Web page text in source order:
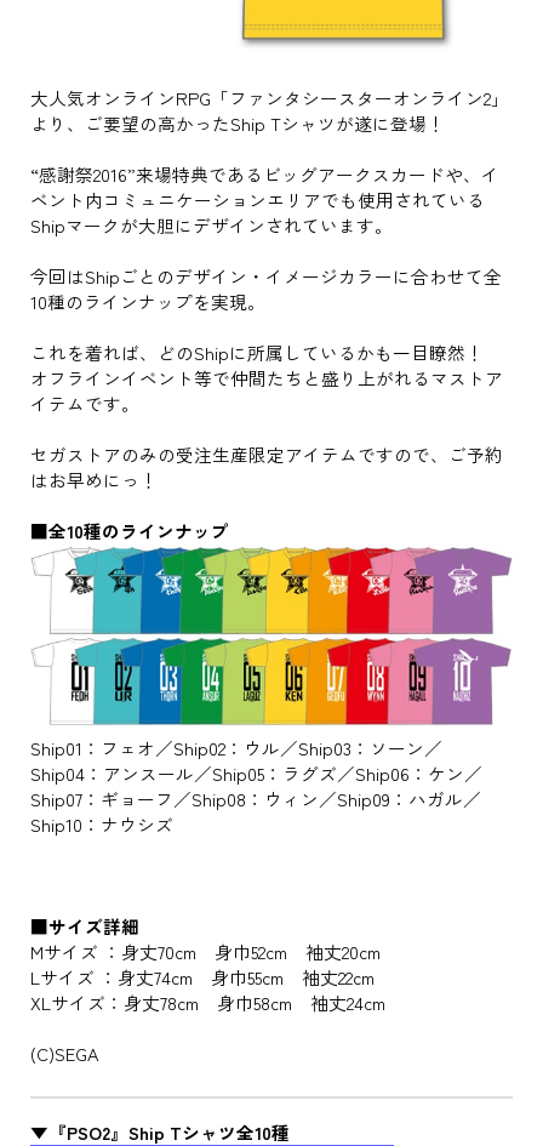
大人気オンラインRPG「ファンタシースターオンライン2」
より、ご要望の高かったShip Tシャツが遂に登場！
“感謝祭2016”来場特典であるビッグアークスカードや、イ
ベント内コミュニケーションエリアでも使用されている
Shipマークが大胆にデザインされています。
今回はShipごとのデザイン・イメージカラーに合わせて全
10種のラインナップを実現。
これを着れば、どのShipに所属しているかも一目瞭然！
オフラインイベント等で仲間たちと盛り上がれるマストア
イテムです。
セガストアのみの受注生産限定アイテムですので、ご予約
はお早めにっ！
■全10種のラインナップ
Ship01：フェオ／Ship02：ウル／Ship03：ソーン／
Ship04：アンスール／Ship05：ラグズ／Ship06：ケン／
Ship07：ギョーフ／Ship08：ウィン／Ship09：ハガル／
Ship10：ナウシズ
■サイズ詳細
Mサイズ ：身丈70cm 身巾52cm 袖丈20cm
Lサイズ ：身丈74cm 身巾55cm 袖丈22cm
XLサイズ：身丈78cm 身巾58cm 袖丈24cm
(C)SEGA
▼『PSO2』Ship Tシャツ全10種